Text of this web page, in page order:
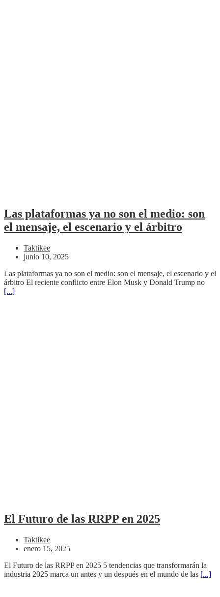
Las plataformas ya no son el medio: son
el mensaje, el escenario y el árbitro
Taktikee
junio 10, 2025
Las plataformas ya no son el medio: son el mensaje, el escenario y el
árbitro El reciente conflicto entre Elon Musk y Donald Trump no
[...]
El Futuro de las RRPP en 2025
Taktikee
enero 15, 2025
El Futuro de las RRPP en 2025 5 tendencias que transformarán la
industria 2025 marca un antes y un después en el mundo de las [...]